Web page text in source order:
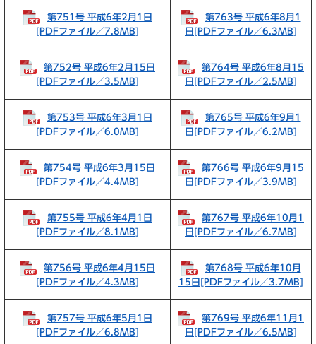
第751号 平成6年2月1日
[PDFファイル／7.8MB]
第763号 平成6年8月1
日[PDFファイル／6.3MB]
第752号 平成6年2月15日
[PDFファイル／3.5MB]
第764号 平成6年8月15
日[PDFファイル／2.5MB]
第753号 平成6年3月1日
[PDFファイル／6.0MB]
第765号 平成6年9月1
日[PDFファイル／6.2MB]
第754号 平成6年3月15日
[PDFファイル／4.4MB]
第766号 平成6年9月15
日[PDFファイル／3.9MB]
第755号 平成6年4月1日
[PDFファイル／8.1MB]
第767号 平成6年10月1
日[PDFファイル／6.7MB]
第756号 平成6年4月15日
[PDFファイル／4.3MB]
第768号 平成6年10月
15日[PDFファイル／3.7MB]
第757号 平成6年5月1日
[PDFファイル／6.8MB]
第769号 平成6年11月1
日[PDFファイル／6.5MB]